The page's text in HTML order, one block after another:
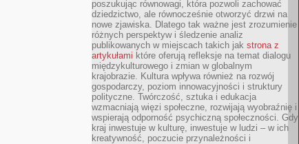
poszukując równowagi, która pozwoli zachować
dziedzictwo, ale równocześnie otworzyć drzwi na
nowe zjawiska. Dlatego tak ważne jest zrozumienie
różnych perspektyw i śledzenie analiz
publikowanych w miejscach takich jak strona z
artykułami które oferują refleksje na temat dialogu
międzykulturowego i zmian w globalnym
krajobrazie. Kultura wpływa również na rozwój
gospodarczy, poziom innowacyjności i struktury
polityczne. Twórczość, sztuka i edukacja
wzmacniają więzi społeczne, rozwijają wyobraźnię i
wspierają odporność psychiczną społeczności. Gdy
kraj inwestuje w kulturę, inwestuje w ludzi – w ich
kreatywność, poczucie przynależności i